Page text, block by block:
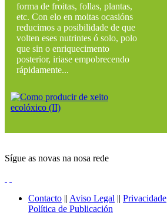
forma de froitas, follas, plantas,
etc. Con elo en moitas ocasións
reducimos a posibilidade de que
volten eses nutrintes ó solo, polo
que sin o enriquecimento
posterior, iriase empobrecendo
rápidamente...
Sígue as novas na nosa rede
Contacto || Aviso Legal || Privacidade
Política de Publicación